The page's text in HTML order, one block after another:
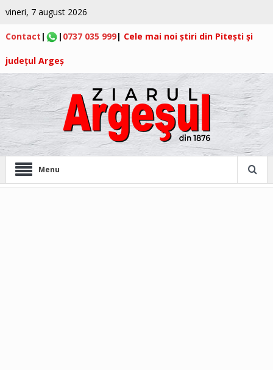
vineri, 7 august 2026
Contact | | 0737 035 999| Cele mai noi știri din Pitești și
județul Argeș
Menu